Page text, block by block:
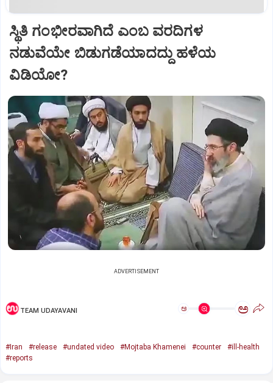
ಸ್ಥಿತಿ ಗಂಭೀರವಾಗಿದೆ ಎಂಬ ವರದಿಗಳ
ನಡುವೆಯೇ ಬಿಡುಗಡೆಯಾದದ್ದು ಹಳೆಯ
ವಿಡಿಯೋ?
ADVERTISEMENT
TEAM UDAYAVANI ಅ ಅ
#Iran #release #undated video #Mojtaba Khamenei #counter
#ill-health
#reports